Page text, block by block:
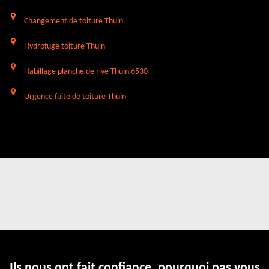
Changement de toiture Thuin
Hydrofuge toiture Thuin
Habillage planche de rive Thuin 6530
Urgence fuite de toiture Thuin